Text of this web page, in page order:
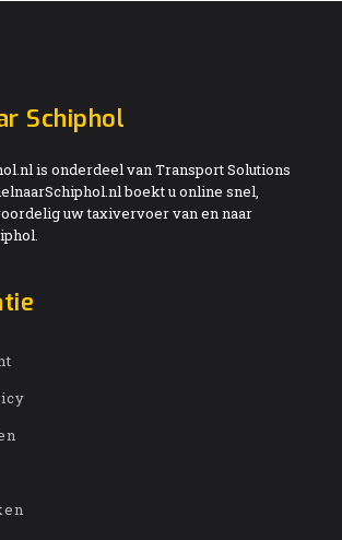
Schiphol
is onderdeel van Transport Solutions
boekt u online snel,
uw taxivervoer van en naar